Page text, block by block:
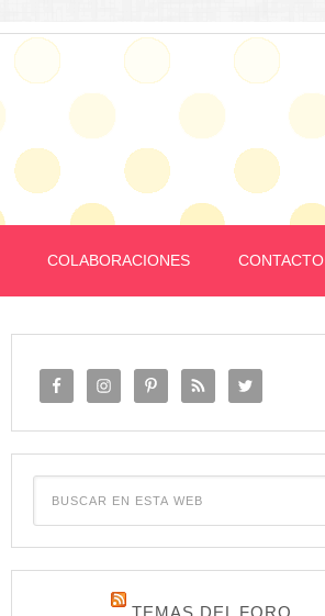
COLABORACIONES CONTACTO
TEMAS DEL FORO